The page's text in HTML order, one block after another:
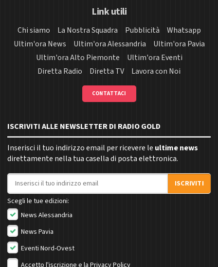
Link utili
Chi siamo La Nostra Squadra Pubblicità
Whatsapp
Ultim'ora News
Ultim'ora Alessandria
Ultim'ora Pavia
Ultim'ora Alto Piemonte
Ultim'ora Eventi
Diretta Radio
Diretta TV Lavora con Noi
CONTATTACI
ISCRIVITI ALLE NEWSLETTER DI RADIO GOLD
Inserisci il tuo indirizzo email per ricevere le ultime news
direttamente nella tua casella di posta elettronica.
Indirizzo email
ISCRIVITI
Scegli le tue edizioni:
News Alessandria
News Pavia
Eventi Nord-Ovest
Accetto l'iscrizione e la Privacy Policy